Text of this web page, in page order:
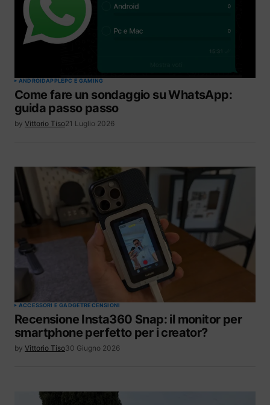
ANDROIDAPPLEPC E GAMING
Come fare un sondaggio su WhatsApp:
guida passo passo
by Vittorio Tiso21 Luglio 2026
ACCESSORI E GADGETRECENSIONI
Recensione Insta360 Snap: il monitor per
smartphone perfetto per i creator?
by Vittorio Tiso30 Giugno 2026